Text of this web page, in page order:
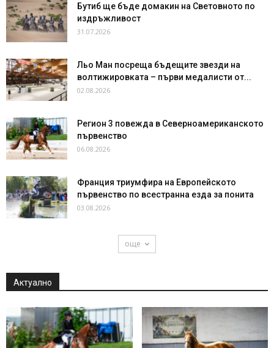
Бутиб ще бъде домакин на Световното по
издръжливост
31.07.2026
Льо Ман посреща бъдещите звезди на
волтижировката – първи медалисти от...
02.08.2026
Регион 3 повежда в Северноамериканското
първенство
06.08.2026
Франция триумфира на Европейското
първенство по всестранна езда за понита
03.08.2026
още
Актуално